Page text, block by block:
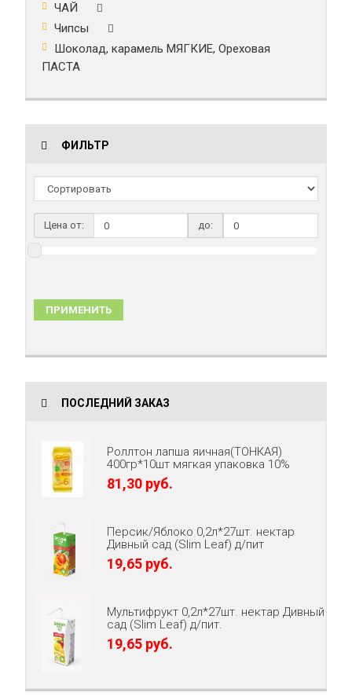
ЧАЙ
Чипсы
Шоколад, карамель МЯГКИЕ, Ореховая
ПАСТА
ФИЛЬТР
Цена от: до:
ПРИМЕНИТЬ
ПОСЛЕДНИЙ ЗАКАЗ
Роллтон лапша яичная(ТОНКАЯ)
400гр*10шт мягкая упаковка 10%
81,30 руб.
Персик/Яблоко 0,2л*27шт. нектар
Дивный сад (Slim Leaf) д/пит
19,65 руб.
Мультифрукт 0,2л*27шт. нектар Дивный
сад (Slim Leaf) д/пит.
19,65 руб.